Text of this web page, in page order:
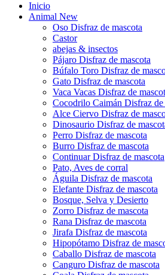
Inicio
Animal New
Oso Disfraz de mascota
Castor
abejas & insectos
Pájaro Disfraz de mascota
Búfalo Toro Disfraz de
Gato Disfraz de mascota
Vaca Vacas Disfraz de
Cocodrilo Caimán Disfraz de
Alce Ciervo Disfraz de
Dinosaurio Disfraz de
Perro Disfraz de mascota
Burro Disfraz de mascota
Continuar Disfraz de mascota
Pato, Aves de corral
Águila Disfraz de mascota
Elefante Disfraz de mascota
Bosque, Selva y Desierto
Zorro Disfraz de mascota
Rana Disfraz de mascota
Jirafa Disfraz de mascota
Hipopótamo Disfraz de
Caballo Disfraz de mascota
Canguro Disfraz de mascota